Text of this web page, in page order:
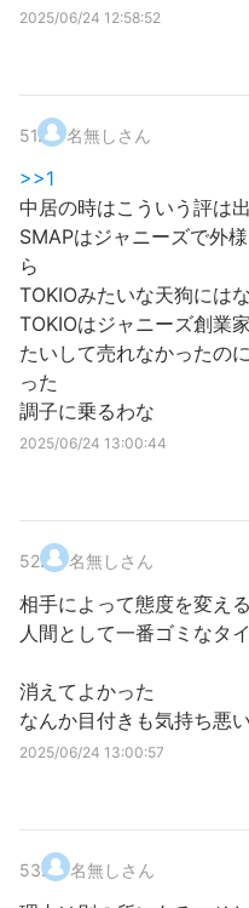
2025/06/24 12:58:52
51. 名無しさん
>>1
中居の時はこういう評は
SMAPはジャニーズで外
ら
TOKIOみたいな天狗には
TOKIOはジャニーズ創業
たいして売れなかったの
った
調子に乗るわな
2025/06/24 13:00:44
52. 名無しさん
相手によって態度を変え
人間として一番ゴミなタ
消えてよかった
なんか目付きも気持ち悪
2025/06/24 13:00:57
53. 名無しさん